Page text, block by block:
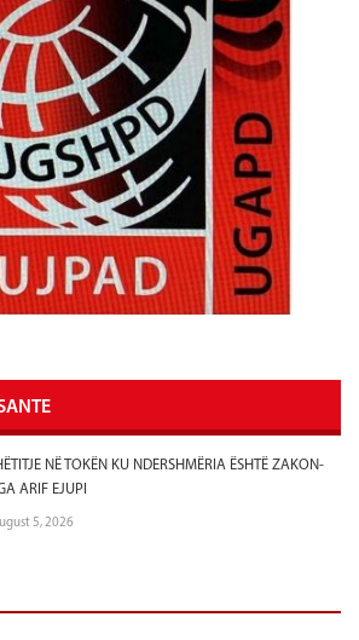
NË TOKËN KU NDERSHMËRIA ËSHTË ZAKON-
ARIF EJUPI
5, 2026